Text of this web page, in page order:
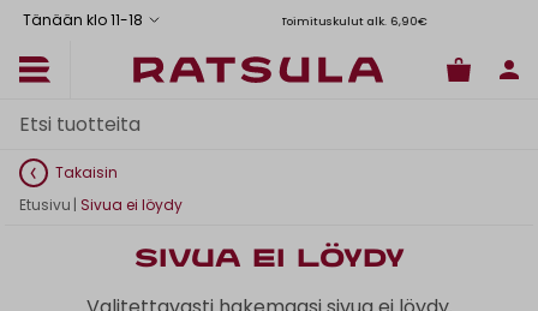
Tänään klo 11-18 Toimituskulut alk. 6,90€
Takaisin
Etusivu | Sivua ei löydy
Sivua ei löydy